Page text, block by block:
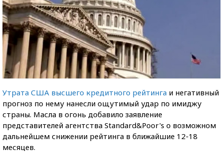
Утрата США высшего кредитного рейтинга и негативный
прогноз по нему нанесли ощутимый удар по имиджу
страны. Масла в огонь добавило заявление
представителей агентства Standard&Poor's о возможном
дальнейшем снижении рейтинга в ближайшие 12-18
месяцев.